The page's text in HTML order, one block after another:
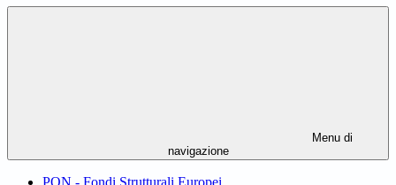
Menu di
navigazione